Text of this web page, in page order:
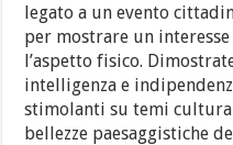
legato a un evento
per mostrare un
l’aspetto fisico.
intelligenza e
stimolanti su temi
bellezze paesaggistiche